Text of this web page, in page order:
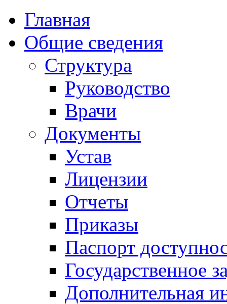
Главная
Общие сведения
Структура
Руководство
Врачи
Документы
Устав
Лицензии
Отчеты
Приказы
Паспорт
Государственное
Дополнительная